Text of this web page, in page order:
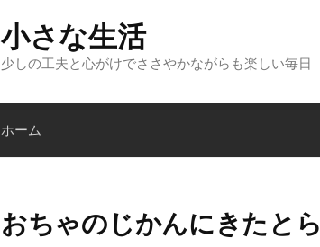
小さな生活
少しの工夫と心がけでささやかながらも楽しい毎日
ホーム
おちゃのじかんにきたとら